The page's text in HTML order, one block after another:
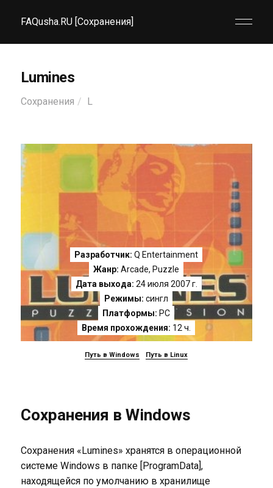
FAQusha.RU [Сохранения]
Lumines
Сохранения L
Разработчик: Q Entertainment
Жанр: Arcade, Puzzle
Дата выхода: 24 июля 2007 г.
Режимы: сингл
Платформы: PC
Время прохождения: 12 ч.
Путь в Windows Путь в Linux
Сохранения в Windows
Сохранения «Lumines» хранятся в операционной
системе Windows в папке [ProgramData],
находящейся по умолчанию в хранилище